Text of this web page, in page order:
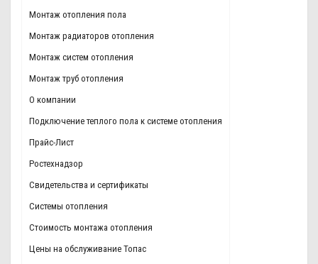
Монтаж отопления пола
Монтаж радиаторов отопления
Монтаж систем отопления
Монтаж труб отопления
О компании
Подключение теплого пола к системе отопления
Прайс-Лист
Ростехнадзор
Свидетельства и сертификаты
Системы отопления
Стоимость монтажа отопления
Цены на обслуживание Топас